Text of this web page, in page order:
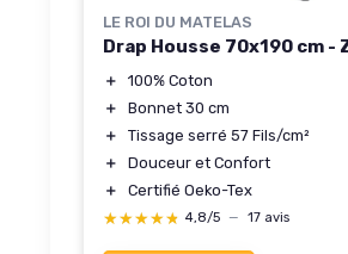
LE ROI DU MATELAS
Drap Housse 70x190 cm -
＋
100% Coton
＋
Bonnet 30 cm
＋
Tissage serré 57 Fils/cm²
＋
Douceur et Confort
＋
Certifié Oeko-Tex
★★★★★
★★★★★ 4,8/5 — 17 avis